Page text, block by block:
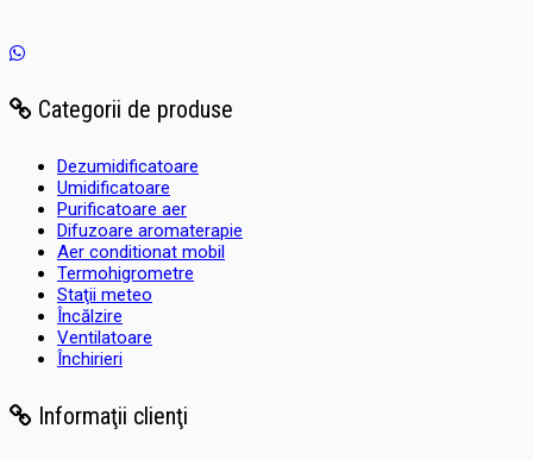
Categorii de produse
Dezumidificatoare
Umidificatoare
Purificatoare aer
Difuzoare aromaterapie
Aer conditionat mobil
Termohigrometre
Staţii meteo
Încălzire
Ventilatoare
Închirieri
Informaţii clienţi